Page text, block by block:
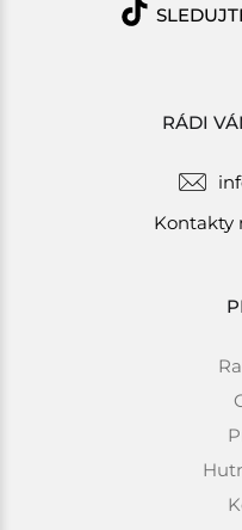
RÁDI
Kontakty